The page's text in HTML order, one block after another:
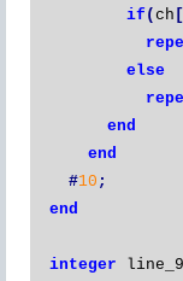
if ( ch [
else
end
end
#10 ;
end
integer